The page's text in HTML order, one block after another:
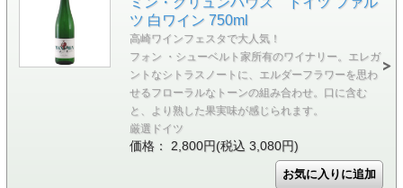
ツ 白ワイン 750ml
高崎ワインフェスタで大人気！
フォン ・シューベルト家所有のワイナリー。エレガ
ントなシトラスノートに、エルダーフラワーを思わ
せるフローラルなトーンの組み合わせ。口に含む
と、より熟した果実味が感じられます。
厳選ドイツ
価格： 2,800円(税込 3,080円)